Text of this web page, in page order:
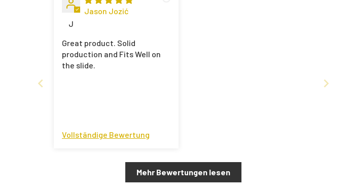
J
Jason Jozić
Great product. Solid
production and Fits Well on
the slide.
Vollständige Bewertung
Mehr Bewertungen lesen